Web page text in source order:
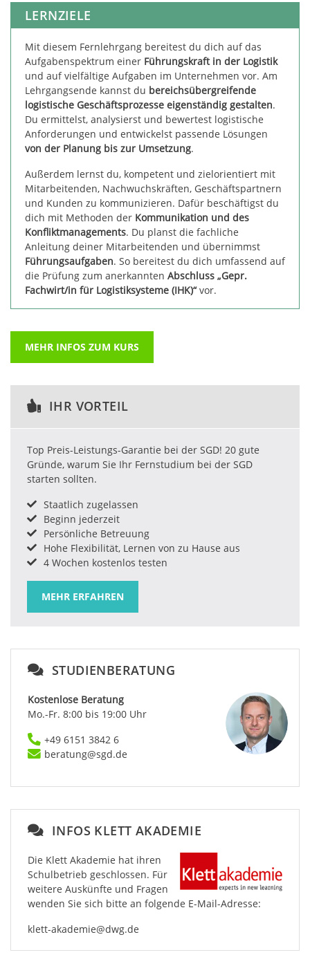
LERNZIELE
Mit diesem Fernlehrgang bereitest du dich auf das
Aufgabenspektrum einer Führungskraft in der Logistik
und auf vielfältige Aufgaben im Unternehmen vor. Am
Lehrgangsende kannst du bereichsübergreifende
logistische Geschäftsprozesse eigenständig gestalten.
Du ermittelst, analysierst und bewertest logistische
Anforderungen und entwickelst passende Lösungen
von der Planung bis zur Umsetzung.
Außerdem lernst du, kompetent und zielorientiert mit
Mitarbeitenden, Nachwuchskräften, Geschäftspartnern
und Kunden zu kommunizieren. Dafür beschäftigst du
dich mit Methoden der Kommunikation und des
Konfliktmanagements. Du planst die fachliche
Anleitung deiner Mitarbeitenden und übernimmst
Führungsaufgaben. So bereitest du dich umfassend auf
die Prüfung zum anerkannten Abschluss „Gepr.
Fachwirt/in für Logistiksysteme (IHK)“vor.
MEHR INFOS ZUM KURS
IHR VORTEIL
Top Preis-Leistungs-Garantie bei der SGD! 20 gute
Gründe, warum Sie Ihr Fernstudium bei der SGD
starten sollten.
Staatlich zugelassen
Beginn jederzeit
Persönliche Betreuung
Hohe Flexibilität, Lernen von zu Hause aus
4 Wochen kostenlos testen
MEHR ERFAHREN
STUDIENBERATUNG
Kostenlose Beratung
Mo.-Fr. 8:00 bis 19:00 Uhr
+49 6151 3842 6
beratung@sgd.de
INFOS KLETT AKADEMIE
Die Klett Akademie hat ihren
Schulbetrieb geschlossen. Für
weitere Auskünfte und Fragen
wenden Sie sich bitte an folgende E-Mail-Adresse:
klett-akademie@dwg.de